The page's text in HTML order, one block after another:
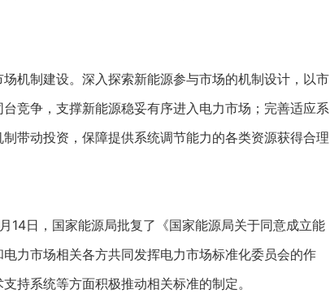
制建设。深入探索新能源参与市场的机制设计，以市
竞争，支撑新能源稳妥有序进入电力市场；完善适应系
带动投资，保障提供系统调节能力的各类资源获得合理
日，国家能源局批复了《国家能源局关于同意成立能
力市场相关各方共同发挥电力市场标准化委员会的作
持系统等方面积极推动相关标准的制定。